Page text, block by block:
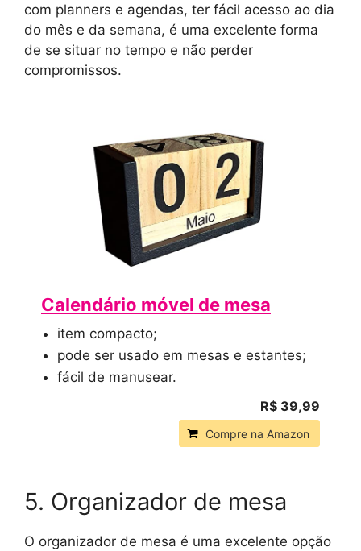
com planners e agendas, ter fácil acesso ao dia
do mês e da semana, é uma excelente forma
de se situar no tempo e não perder
compromissos.
Calendário móvel de mesa
item compacto;
pode ser usado em mesas e estantes;
fácil de manusear.
R$ 39,99
Compre na Amazon
5. Organizador de mesa
O organizador de mesa é uma excelente opção